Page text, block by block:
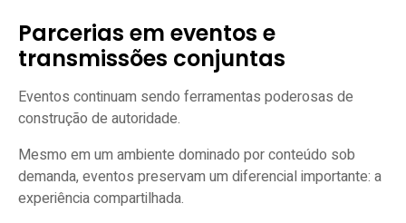
Parcerias em eventos e
transmissões conjuntas
Eventos continuam sendo ferramentas poderosas de
construção de autoridade.
Mesmo em um ambiente dominado por conteúdo sob
demanda, eventos preservam um diferencial importante: a
experiência compartilhada.